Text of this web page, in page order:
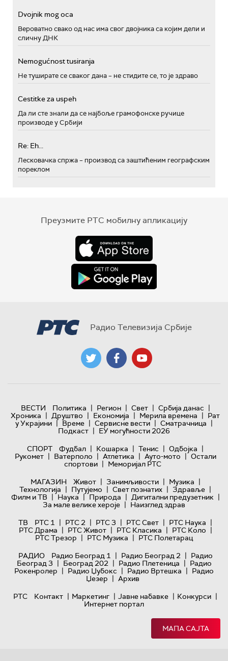
Dvojnik mog oca
Вероватно свако од нас има свог двојника са којим дели и
сличну ДНК
Nemogućnost tusiranja
Не туширате се сваког дана – не стидите се, то је здраво
Cestitke za uspeh
Да ли сте знали да се најбоље грамофонске ручице
производе у Србији
Re: Eh...
Лесковачка спржа – производ са заштићеним географским
пореклом
Преузмите РТС мобилну апликацију
Радио Телевизија Србије
ВЕСТИ Политика | Регион | Свет | Србија данас |
Хроника | Друштво | Економија | Мерила времена | Рат
у Украјини | Време | Сервисне вести | Сматрачница |
Подкаст | ЕУ могућности 2026
СПОРТ
Фудбал | Кошарка | Тенис | Одбојка |
Рукомет | Ватерполо | Атлетика | Ауто-мото | Остали
спортови | Меморијал РТС
МАГАЗИН
Живот | Занимљивости | Музика |
Технологијa | Путујемо | Свет познатих | Здравље |
Филм и ТВ | Наука | Природа | Дигитални предузетник |
За мале велике хероје | Наизглед здрав
ТВ
РТС 1 | РТС 2 | РТС 3 | РТС Свет | РТС Наука |
РТС Драма | РТС Живот | РТС Класика | РТС Коло |
РТС Трезор | РТС Музика | РТС Полетарац
РАДИО
Радио Београд 1 | Радио Београд 2 | Радио
Београд 3 | Београд 202 | Радио Плетеница | Радио
Рокенролер | Радио Џубокс | Радио Вртешка | Радио
Џезер | Архив
РТС
Контакт | Маркетинг | Јавне набавке | Конкурси |
Интернет портал
МАПА САЈТА